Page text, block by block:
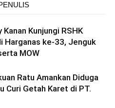
Kanan Kunjungi RSHK
Harganas ke-33, Jenguk
MOW
Ratu Amankan Diduga
Curi Getah Karet di PT.